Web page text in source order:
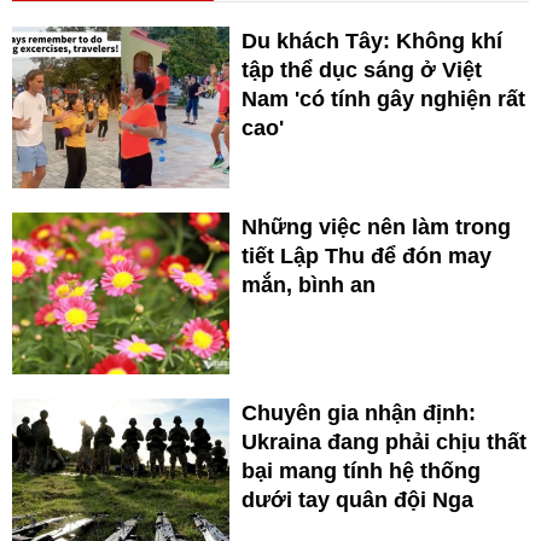
Du khách Tây: Không khí
tập thể dục sáng ở Việt
Nam 'có tính gây nghiện rất
cao'
Những việc nên làm trong
tiết Lập Thu để đón may
mắn, bình an
Chuyên gia nhận định:
Ukraina đang phải chịu thất
bại mang tính hệ thống
dưới tay quân đội Nga